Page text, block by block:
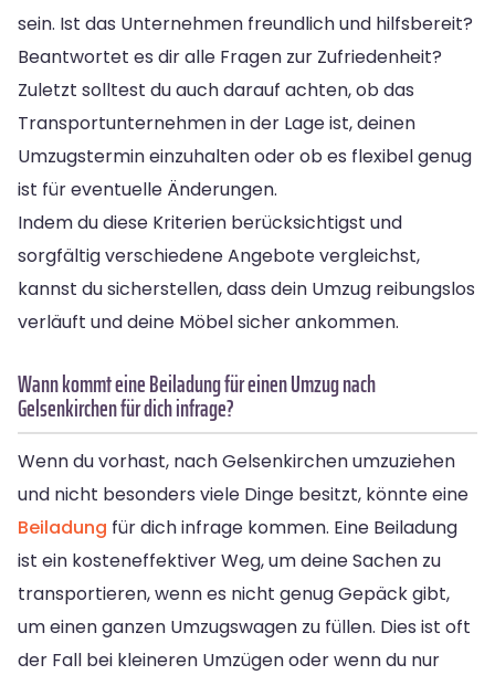
sein. Ist das Unternehmen freundlich und hilfsbereit?
Beantwortet es dir alle Fragen zur Zufriedenheit?
Zuletzt solltest du auch darauf achten, ob das
Transportunternehmen in der Lage ist, deinen
Umzugstermin einzuhalten oder ob es flexibel genug
ist für eventuelle Änderungen.
Indem du diese Kriterien berücksichtigst und
sorgfältig verschiedene Angebote vergleichst,
kannst du sicherstellen, dass dein Umzug reibungslos
verläuft und deine Möbel sicher ankommen.
Wann kommt eine Beiladung für einen Umzug nach
Gelsenkirchen für dich infrage?
Wenn du vorhast, nach Gelsenkirchen umzuziehen
und nicht besonders viele Dinge besitzt, könnte eine
Beiladung für dich infrage kommen. Eine Beiladung
ist ein kosteneffektiver Weg, um deine Sachen zu
transportieren, wenn es nicht genug Gepäck gibt,
um einen ganzen Umzugswagen zu füllen. Dies ist oft
der Fall bei kleineren Umzügen oder wenn du nur